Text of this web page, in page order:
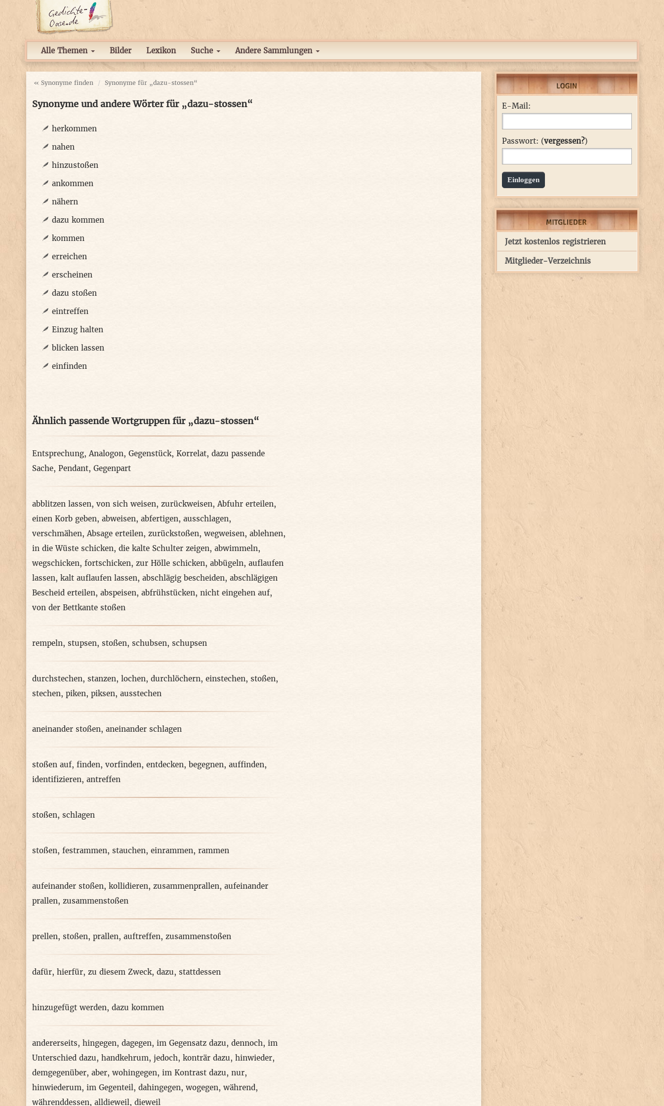
Alle Themen Bilder Lexikon Suche Andere Sammlungen
« Synonyme finden Synonyme für „dazu-stossen“
Synonyme und andere Wörter für „dazu-stossen“
herkommen
nahen
hinzustoßen
ankommen
nähern
dazu kommen
kommen
erreichen
erscheinen
dazu stoßen
eintreffen
Einzug halten
blicken lassen
einfinden
Ähnlich passende Wortgruppen für „dazu-stossen“
Entsprechung,Analogon, Gegenstück, Korrelat, dazu passende
Sache, Pendant, Gegenpart
abblitzen lassen, von sich weisen, zurückweisen,Abfuhr erteilen,
einen Korb geben, abweisen, abfertigen, ausschlagen,
verschmähen,Absage erteilen, zurückstoßen, wegweisen, ablehnen,
in die Wüste schicken, die kalte Schulter zeigen, abwimmeln,
wegschicken, fortschicken, zur Hölle schicken, abbügeln, auflaufen
lassen, kalt auflaufen lassen, abschlägig bescheiden, abschlägigen
Bescheid erteilen, abspeisen, abfrühstücken, nicht eingehen auf,
von der Bettkante stoßen
rempeln, stupsen, stoßen, schubsen, schupsen
durchstechen, stanzen, lochen, durchlöchern, einstechen, stoßen,
stechen, piken, piksen, ausstechen
aneinander stoßen, aneinander schlagen
stoßen auf, finden, vorfinden, entdecken, begegnen, auffinden,
identifizieren, antreffen
stoßen, schlagen
stoßen, festrammen, stauchen, einrammen, rammen
aufeinander stoßen, kollidieren, zusammenprallen, aufeinander
prallen, zusammenstoßen
prellen, stoßen, prallen, auftreffen, zusammenstoßen
dafür, hierfür, zu diesem Zweck, dazu, stattdessen
hinzugefügt werden, dazu kommen
andererseits, hingegen, dagegen, im Gegensatz dazu, dennoch, im
Unterschied dazu, handkehrum, jedoch, konträr dazu, hinwieder,
demgegenüber, aber, wohingegen, im Kontrast dazu, nur,
hinwiederum, im Gegenteil, dahingegen, wogegen, während,
währenddessen, alldieweil, dieweil
E-Mail:
Passwort: (vergessen?)
Einloggen
Jetzt kostenlos registrieren
Mitglieder-Verzeichnis